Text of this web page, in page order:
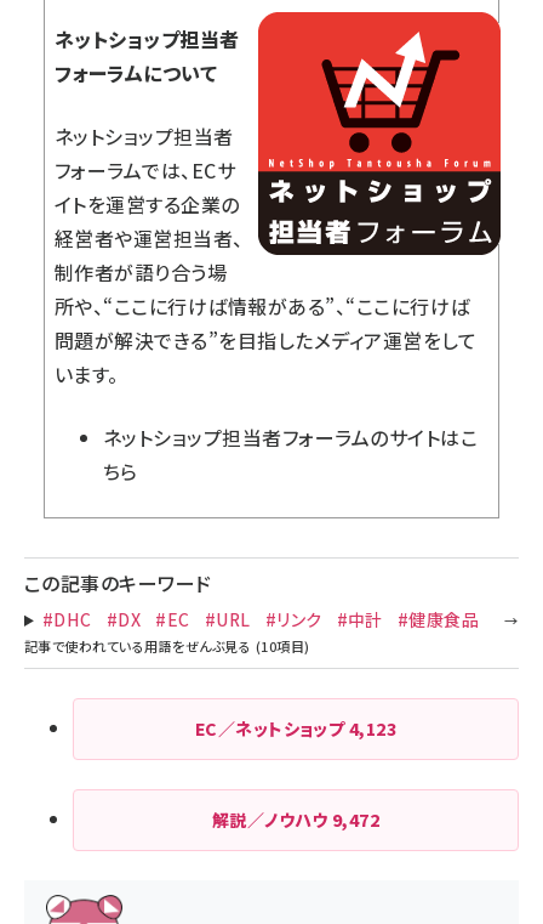
ネットショップ担当者
フォーラムについて
ネットショップ担当者
フォーラムでは、ECサ
イトを運営する企業の
経営者や運営担当者、
制作者が語り合う場
所や、“ここに行けば情報がある”、“ここに行けば
問題が解決できる”を目指したメディア運営をして
います。
ネットショップ担当者フォーラムのサイトはこ
ちら
この記事のキーワード
#DHC #DX #EC #URL #リンク #中計 #健康食品
EC／ネットショップ4,123
解説／ノウハウ 9,472